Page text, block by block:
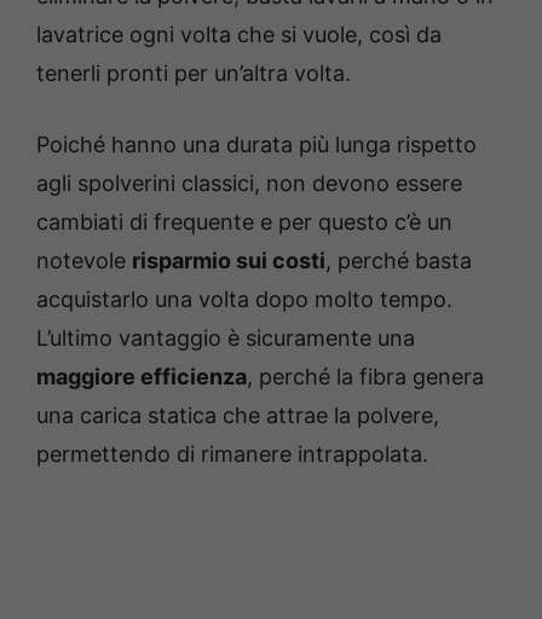
lavatrice ogni volta che si vuole, così da
tenerli pronti per un’altra volta.
Poiché hanno una durata più lunga rispetto
agli spolverini classici, non devono essere
cambiati di frequente e per questo c’è un
notevole risparmio sui costi, perché basta
acquistarlo una volta dopo molto tempo.
L’ultimo vantaggio è sicuramente una
maggiore efficienza, perché la fibra genera
una carica statica che attrae la polvere,
permettendo di rimanere intrappolata.